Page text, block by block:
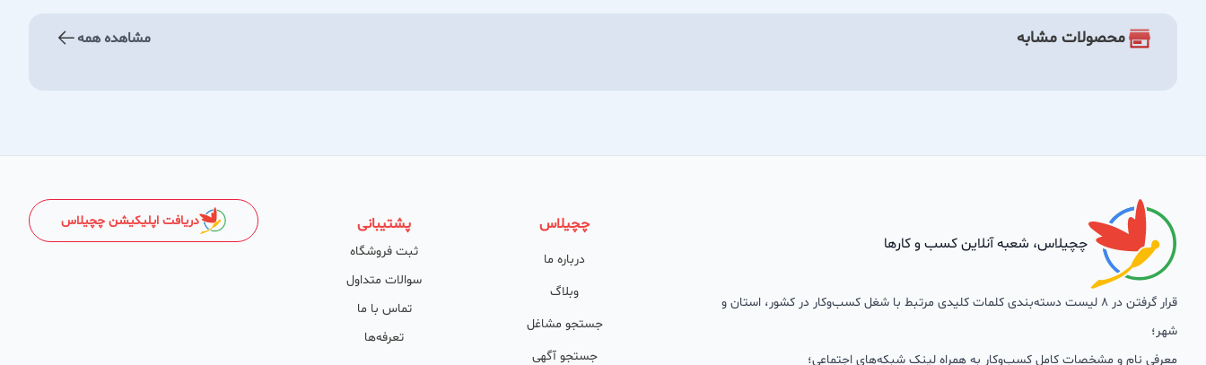
محصولات مشابه مشاهده همه
چچیلاس، شعبه آنلاین کسب و کارها
قرار گرفتن در 8 لیست دسته‌بندی کلمات کلیدی مرتبط با شغل کسب‌وکار در کشور، استان و
شهر؛
چچیلاس
درباره ما
وبلاگ
جستجو مشاغل
پشتیبانی
ثبت فروشگاه
سوالات متداول
تماس با ما
تعرفه‌ها
دریافت اپلیکیشن چچیلاس